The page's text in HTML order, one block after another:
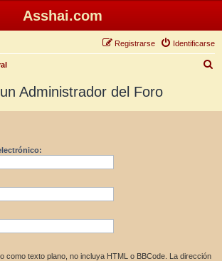
Asshai.com
Identificarse
Registrarse
Administrador del Foro
como texto plano, no incluya HTML o BBCode. La dirección